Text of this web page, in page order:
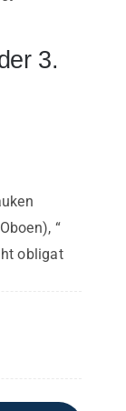
3.
“
obligat